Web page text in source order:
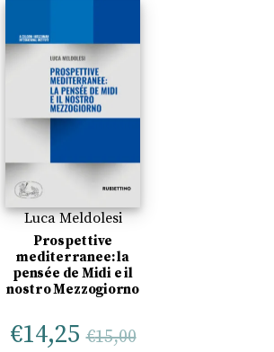
Luca Meldolesi
Prospettive
mediterranee: la
pensée de Midi e il
nostro Mezzogiorno
€14,25 €15,00